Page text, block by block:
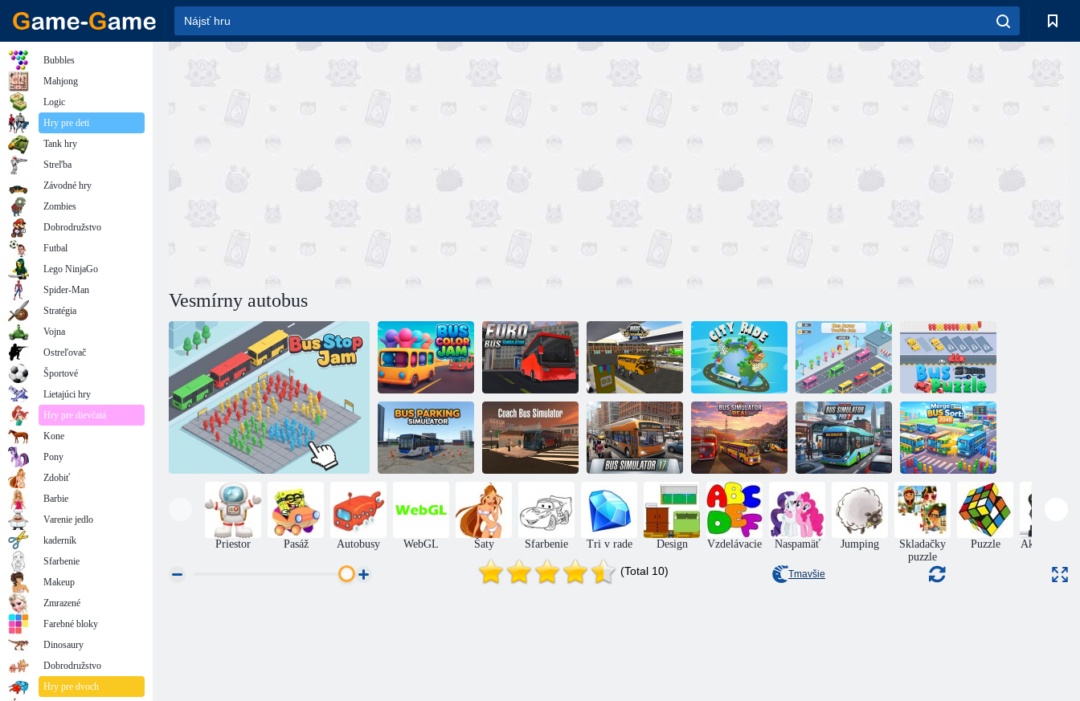
Vesmírny autobus
Farba autobusu
Európsky
autobusový
simulátor
Autobusový
simulátor 2019
Výlet po meste
Autobus
odchádza, je tu
zápcha
Autobusová
hádanka
Simulátor
Simulátor
autobusovej
dopravy
Autobusový
simulátor
Skutočný
autobusový
simulátor
Autobusový
simulátor 2
Zlúčiť triedenie
autobusov: 2048
Priestor Pasáž Autobusy WebGL Šaty Sfarbenie Tri v rade Design Vzdelávacie Naspamäť Jumping
Skladačky
puzzle
Puzzle Akčný Boys
(Total 10) Tmavšie
Bubbles
Mahjong
Logic
Hry pre deti
Tank hry
Streľba
Závodné hry
Zombies
Dobrodružstvo
Futbal
Lego NinjaGo
Spider-Man
Stratégia
Vojna
Ostreľovač
Športové
Lietajúci hry
Hry pre dievčatá
Kone
Pony
Zdobiť
Barbie
Varenie jedlo
kaderník
Sfarbenie
Makeup
Zmrazené
Farebné bloky
Dinosaury
Dobrodružstvo
Hry pre dvoch